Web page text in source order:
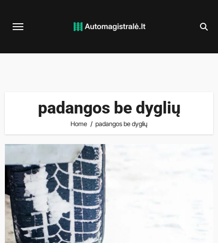
padangos be dyglių
Home padangos be dyglių